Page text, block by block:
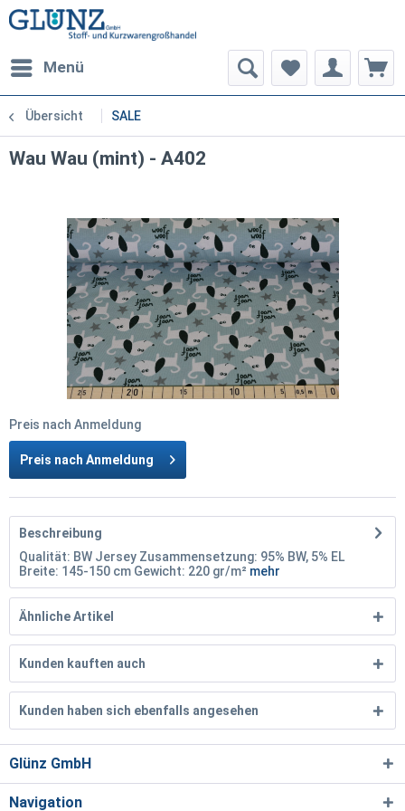
Menü
Übersicht SALE
Wau Wau (mint) - A402
Preis nach Anmeldung
Preis nach Anmeldung
Beschreibung
Qualität: BW Jersey Zusammensetzung: 95% BW, 5% EL
Breite: 145-150 cm Gewicht: 220 gr/m² mehr
Ähnliche Artikel
Kunden kauften auch
Kunden haben sich ebenfalls angesehen
Glünz GmbH
Navigation